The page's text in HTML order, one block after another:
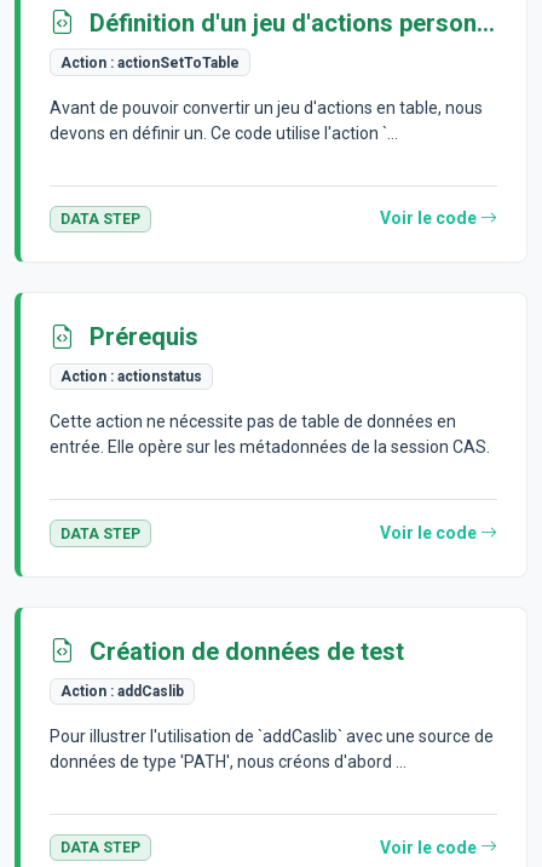
Définition d'un jeu d'actions personnalisé
Action : actionSetToTable
Avant de pouvoir convertir un jeu d'actions en table, nous
devons en définir un. Ce code utilise l'action `...
DATA STEP Voir le code
Prérequis
Action : actionstatus
Cette action ne nécessite pas de table de données en
entrée. Elle opère sur les métadonnées de la session CAS.
DATA STEP Voir le code
Création de données de test
Action : addCaslib
Pour illustrer l'utilisation de `addCaslib` avec une source de
données de type 'PATH', nous créons d'abord ...
DATA STEP Voir le code